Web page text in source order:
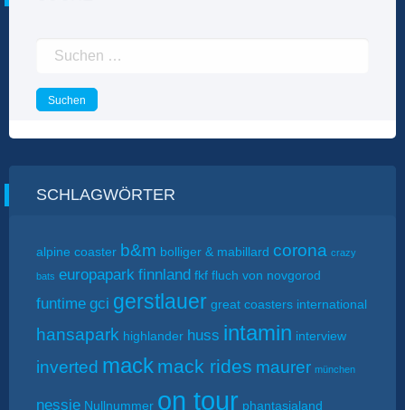
Suchen
SCHLAGWÖRTER
alpine coaster b&m bolliger & mabillard corona crazy
bats europapark finnland fkf fluch von novgorod
funtime gci gerstlauer great coasters international
hansapark highlander huss intamin interview
inverted mack mack rides maurer münchen
nessie Nullnummer on tour phantasialand